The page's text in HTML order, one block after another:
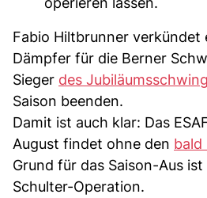
Fabio Hiltbrunner verkündet
Dämpfer für die Berner
Sieger des
Saison beenden.
Damit ist auch klar: Das
August findet ohne den bald
Grund für das Saison-Aus
Schulter-Operation.